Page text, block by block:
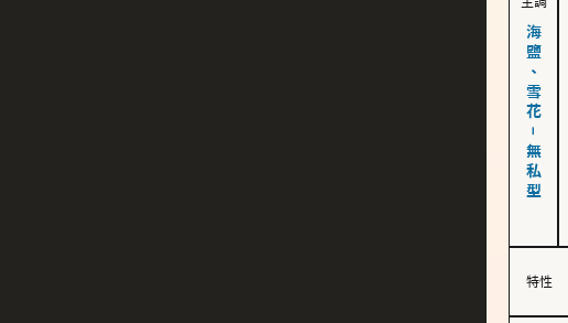
海鹽、雪花－無私型
特性